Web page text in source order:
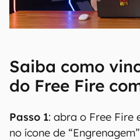
Saiba como
do Free Fire
Passo 1: abra o Free Fire
no ícone de